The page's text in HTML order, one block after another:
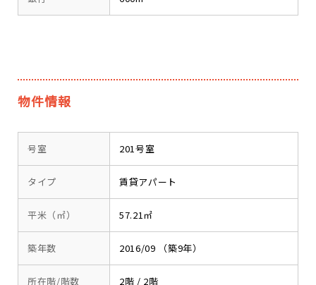
物件情報
号室 201号室
タイプ 賃貸アパート
平米（㎡） 57.21㎡
築年数 2016/09 （築9年）
所在階/階数 2階 / 2階